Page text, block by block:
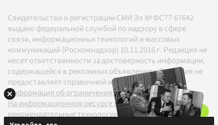
Свидетельство о регистрации СМИ Эл № ФС77-67642
выдано федеральной службой по надзору в сфере
связи, информационных технологий и массовых
коммуникаций (Роскомнадзор) 10.11.2016 г. Редакция не
несет ответственности за достоверность информации,
содержащейся в рекламных объявлениях. Редакция не
предоставляет справочной информации.
Информация об ограничениях
На информационном ресурсе применяются
рекомендательные технологии в соответствии с